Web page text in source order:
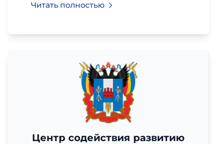
Читать полностью
Центр содействия развитию